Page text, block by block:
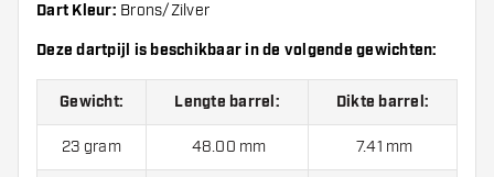
Dart Kleur: Brons/Zilver
Deze dartpijl is beschikbaar in de volgende gewichten:
Gewicht: Lengte barrel: Dikte barrel:
23 gram 48.00 mm 7.41 mm